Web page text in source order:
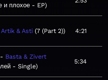
и плохое - EP
Artik & Asti 7 (Part 2) 4:21
Basta & Zivert
- Single
5:34